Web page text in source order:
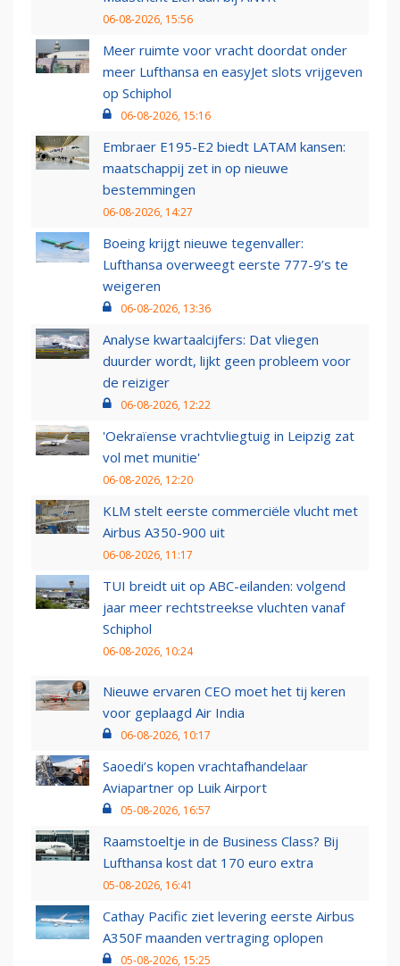
06-08-2026, 15:56
Meer ruimte voor vracht doordat onder
meer Lufthansa en easyJet slots vrijgeven
op Schiphol
06-08-2026, 15:16
Embraer E195-E2 biedt LATAM kansen:
maatschappij zet in op nieuwe
bestemmingen
06-08-2026, 14:27
Boeing krijgt nieuwe tegenvaller:
Lufthansa overweegt eerste 777-9’s te
weigeren
06-08-2026, 13:36
Analyse kwartaalcijfers: Dat vliegen
duurder wordt, lijkt geen probleem voor
de reiziger
06-08-2026, 12:22
'Oekraïense vrachtvliegtuig in Leipzig zat
vol met munitie'
06-08-2026, 12:20
KLM stelt eerste commerciële vlucht met
Airbus A350-900 uit
06-08-2026, 11:17
TUI breidt uit op ABC-eilanden: volgend
jaar meer rechtstreekse vluchten vanaf
Schiphol
06-08-2026, 10:24
Nieuwe ervaren CEO moet het tij keren
voor geplaagd Air India
06-08-2026, 10:17
Saoedi’s kopen vrachtafhandelaar
Aviapartner op Luik Airport
05-08-2026, 16:57
Raamstoeltje in de Business Class? Bij
Lufthansa kost dat 170 euro extra
05-08-2026, 16:41
Cathay Pacific ziet levering eerste Airbus
A350F maanden vertraging oplopen
05-08-2026, 15:25